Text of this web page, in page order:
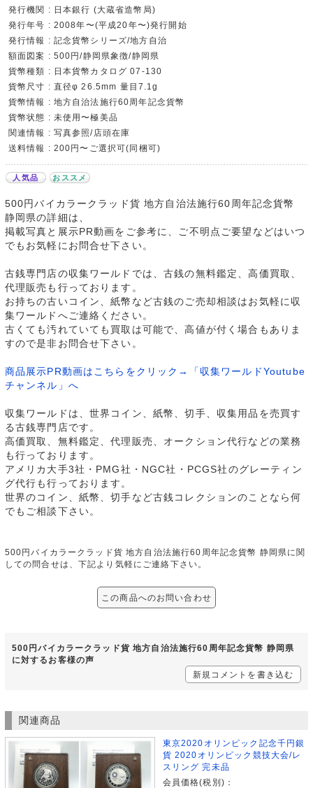
発行機関 : 日本銀行 (大蔵省造幣局)
発行年号 : 2008年〜(平成20年〜)発行開始
発行情報 : 記念貨幣シリーズ/地方自治
額面図案 : 500円/静岡県象徴/静岡県
貨幣種類 : 日本貨幣カタログ 07-130
貨幣尺寸 : 直径φ 26.5mm 量目7.1g
貨幣情報 : 地方自治法施行60周年記念貨幣
貨幣状態 : 未使用〜極美品
関連情報 : 写真参照/店頭在庫
送料情報 : 200円〜ご選択可(同梱可)
人気品 おススメ
500円バイカラークラッド貨 地方自治法施行60周年記念貨幣
静岡県の詳細は、
掲載写真と展示PR動画をご参考に、ご不明点ご要望などはいつ
でもお気軽にお問合せ下さい。
古銭専門店の収集ワールドでは、古銭の無料鑑定、高価買取、
代理販売も行っております。
お持ちの古いコイン、紙幣など古銭のご売却相談はお気軽に収
集ワールドへご連絡ください。
古くても汚れていても買取は可能で、高値が付く場合もありま
すので是非お問合せ下さい。
商品展示PR動画はこちらをクリック→「収集ワールドYoutube
チャンネル」へ
収集ワールドは、世界コイン、紙幣、切手、収集用品を売買す
る古銭専門店です。
高価買取、無料鑑定、代理販売、オークション代行などの業務
も行っております。
アメリカ大手3社・PMG社・NGC社・PCGS社のグレーティン
グ代行も行っております。
世界のコイン、紙幣、切手など古銭コレクションのことなら何
でもご相談下さい。
500円バイカラークラッド貨 地方自治法施行60周年記念貨幣 静岡県に関
しての問合せは、下記より気軽にご連絡下さい。
この商品へのお問い合わせ
500円バイカラークラッド貨 地方自治法施行60周年記念貨幣 静岡県
に対するお客様の声
新規コメントを書き込む
関連商品
東京2020オリンピック記念千円銀
貨 2020オリンピック競技大会/レ
スリング 完未品
会員価格(税別)：